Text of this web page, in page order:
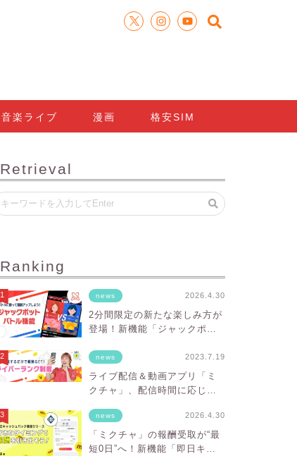
音楽ライブ 漫画 格安SIM
Retrieval
Ranking
news 2026.4.30
2分間限定の新たな楽しみ方が
登場！新機能「ジャックポッ
news 2023.7.19
ライブ配信＆動画アプリ「ミ
クチャ」、配信時間に応じて
きる「ライバーランク制度」
をスタート！
news 2026.4.30
「ミクチャ」の報酬受取が“最
短0日”へ！新機能「即日キャ